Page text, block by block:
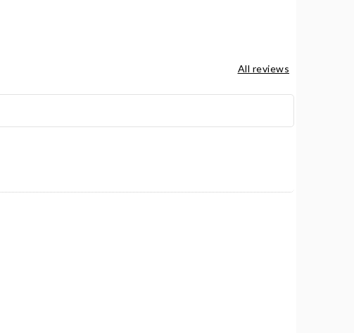
All reviews